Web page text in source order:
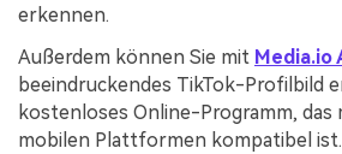
erkennen.
Außerdem können Sie mit Media.io
beeindruckendes TikTok-Profilbild
kostenloses Online-Programm, das
mobilen Plattformen kompatibel